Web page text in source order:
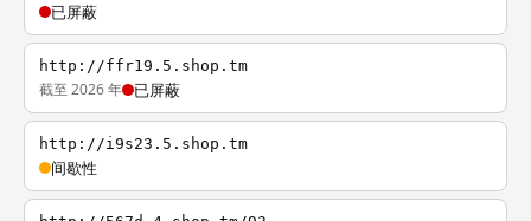
已屏蔽
http://ffr19.5.shop.tm
截至 2026 年 已屏蔽
http://i9s23.5.shop.tm
间歇性